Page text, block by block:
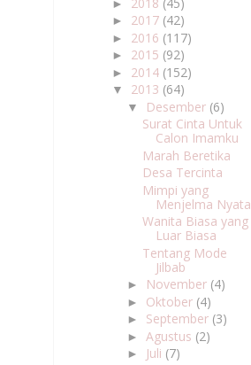
►
► 2017 (42)
► 2016 (117)
► 2015 (92)
► 2014 (152)
▼ 2013 (64)
▼ Desember (6)
Surat Cinta Untuk
Calon Imamku
Marah Beretika
Desa Tercinta
Mimpi yang
Menjelma Nyata
Wanita Biasa yang
Luar Biasa
Tentang Mode
Jilbab
► November (4)
► Oktober (4)
► September (3)
► Agustus (2)
► Juli (7)